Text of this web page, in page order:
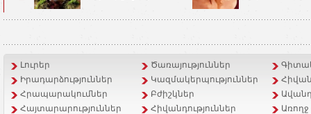
Լուրեր Ծառայություններ
Իրադարձություններ
Կազմակերպություններ
Հրապարակումներ
Բժիշկներ
Հայտարարություններ
Հիվանդություններ